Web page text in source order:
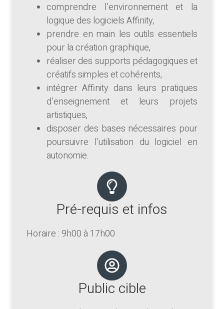
comprendre l’environnement et la
logique des logiciels Affinity,
prendre en main les outils essentiels
pour la création graphique,
réaliser des supports pédagogiques et
créatifs simples et cohérents,
intégrer Affinity dans leurs pratiques
d’enseignement et leurs projets
artistiques,
disposer des bases nécessaires pour
poursuivre l’utilisation du logiciel en
autonomie.
Pré-requis et infos
Horaire : 9h00 à 17h00
Public cible